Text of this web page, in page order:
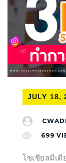
JULY 18,
699
โซเชียลมีเ